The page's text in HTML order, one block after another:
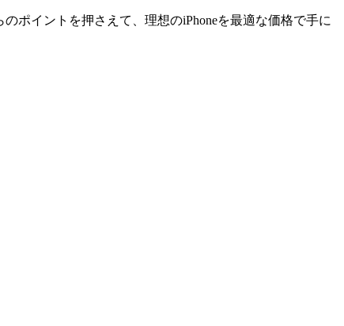
ポイントを押さえて、理想のiPhoneを最適な価格で手に